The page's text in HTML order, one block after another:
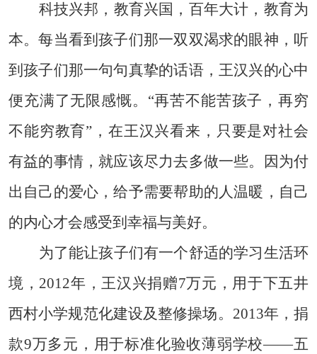
科技兴邦，教育兴国，百年大计，教育为
本。每当看到孩子们那一双双渴求的眼神，听
到孩子们那一句句真挚的话语，王汉兴的心中
便充满了无限感慨。“再苦不能苦孩子，再穷
不能穷教育”，在王汉兴看来，只要是对社会
有益的事情，就应该尽力去多做一些。因为付
出自己的爱心，给予需要帮助的人温暖，自己
的内心才会感受到幸福与美好。
为了能让孩子们有一个舒适的学习生活环
境，2012年，王汉兴捐赠7万元，用于下五井
西村小学规范化建设及整修操场。2013年，捐
款9万多元，用于标准化验收薄弱学校——五